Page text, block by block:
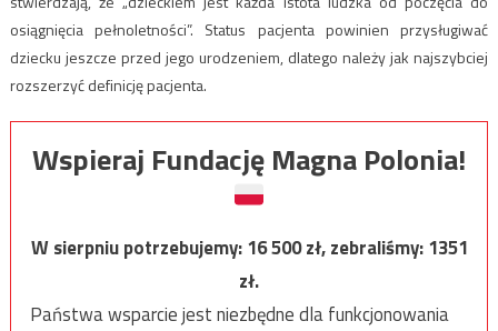
osiągnięcia pełnoletności”. Status pacjenta powinien przysługiwać
dziecku jeszcze przed jego urodzeniem, dlatego należy jak najszybciej
rozszerzyć definicję pacjenta.
Wspieraj Fundację Magna Polonia!
W sierpniu potrzebujemy:16 500zł, zebraliśmy:1351
zł.
Państwa wsparcie jest niezbędne dla funkcjonowania